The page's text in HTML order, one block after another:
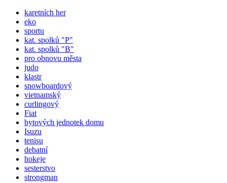
karetních her
eko
sportu
kat. spolků "P"
kat. spolků "B"
pro obnovu města
judo
klastr
snowboardový
vietnamský
curlingový
Fiat
bytových jednotek domu
Isuzu
tenisu
debatní
hokeje
sesterstvo
strongman